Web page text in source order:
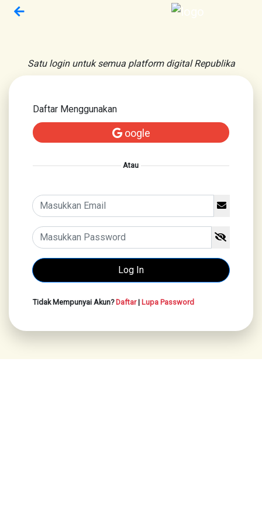
Satu login untuk semua platform digital Republika
Daftar Menggunakan
oogle
Atau
Tidak Mempunyai Akun?Daftar| Lupa Password